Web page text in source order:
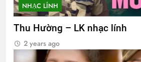
NHẠC LÍNH
Thu Hường – LK nhạc lính
2 years ago